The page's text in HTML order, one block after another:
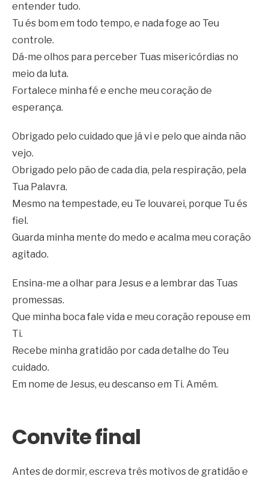
entender tudo.
Tu és bom em todo tempo, e nada foge ao Teu
controle.
Dá-me olhos para perceber Tuas misericórdias no
meio da luta.
Fortalece minha fé e enche meu coração de
esperança.
Obrigado pelo cuidado que já vi e pelo que ainda não
vejo.
Obrigado pelo pão de cada dia, pela respiração, pela
Tua Palavra.
Mesmo na tempestade, eu Te louvarei, porque Tu és
fiel.
Guarda minha mente do medo e acalma meu coração
agitado.
Ensina-me a olhar para Jesus e a lembrar das Tuas
promessas.
Que minha boca fale vida e meu coração repouse em
Ti.
Recebe minha gratidão por cada detalhe do Teu
cuidado.
Em nome de Jesus, eu descanso em Ti. Amém.
Convite final
Antes de dormir, escreva três motivos de gratidão e